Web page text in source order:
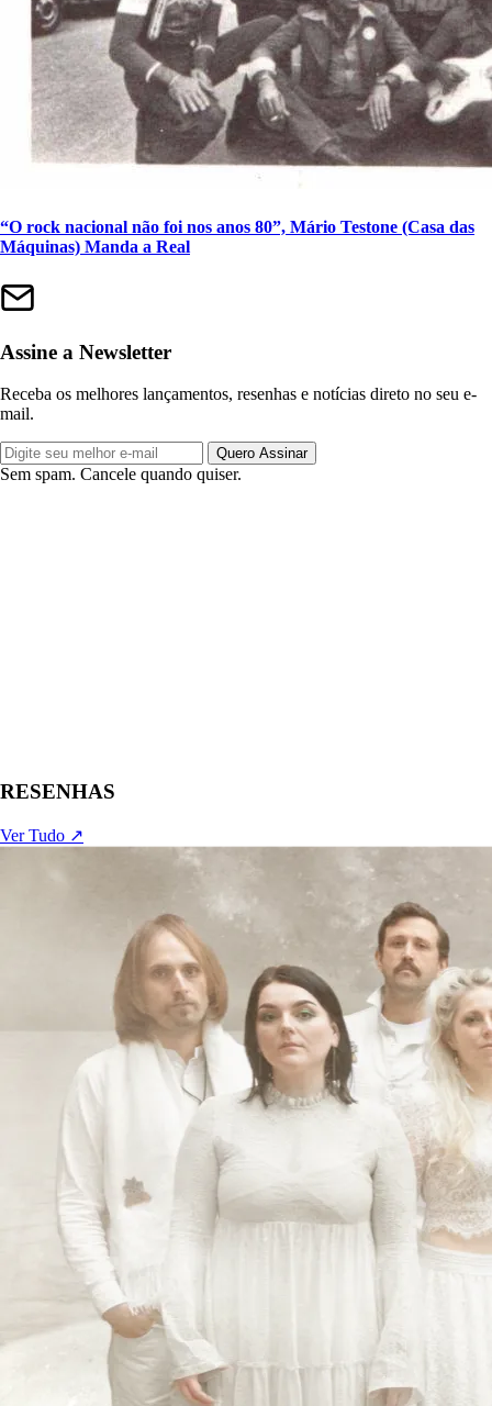
“O rock nacional não foi nos anos 80”, Mário Testone (Casa das
Máquinas) Manda a Real
Assine a Newsletter
Receba os melhores lançamentos, resenhas e notícias direto no seu e-
mail.
Quero Assinar
Sem spam. Cancele quando quiser.
RESENHAS
Ver Tudo ↗